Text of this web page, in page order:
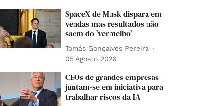
SpaceX de Musk dispara em
vendas mas resultados não
saem do 'vermelho'
Tomás Gonçalves Pereira
05 Agosto 2026
CEOs de grandes empresas
juntam-se em iniciativa para
trabalhar riscos da IA